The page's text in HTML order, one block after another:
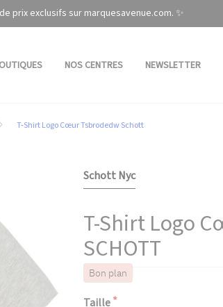
prix exclusifs sur marquesavenue.com. ✨
NOS CENTRES NEWSLETTER
T-Shirt Logo Cœur Tsbrodedw Schott
Schott Nyc
T-Shirt Logo
SCHOTT
Bon plan
Taille